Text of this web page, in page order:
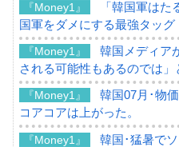
『Money1』
「韓国軍は
国軍をダメにする最強タッグ
『Money1』
韓国メディア
される可能性もあるのでは」
『Money1』
韓国07月･物
コアコアは上がった。
『Money1』
韓国･猛暑で